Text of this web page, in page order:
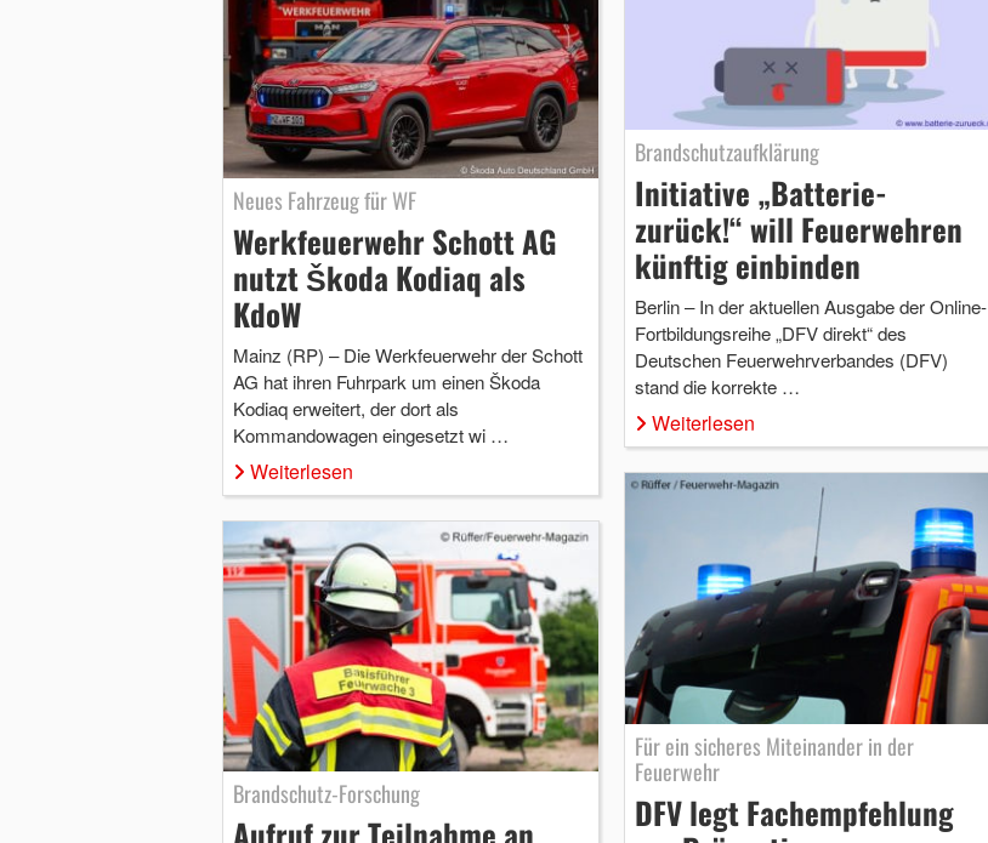
Neues Fahrzeug für WF
Werkfeuerwehr Schott AG
nutzt Škoda Kodiaq als
KdoW
Mainz (RP) – Die Werkfeuerwehr der Schott
AG hat ihren Fuhrpark um einen Škoda
Kodiaq erweitert, der dort als
Kommandowagen eingesetzt wi …
Weiterlesen
Brandschutzaufklärung
Initiative „Batterie-
zurück!“ will Feuerwehren
künftig einbinden
Berlin – In der aktuellen Ausgabe der Online-
Fortbildungsreihe „DFV direkt“ des
Deutschen Feuerwehrverbandes (DFV)
stand die korrekte …
Weiterlesen
Brandschutz-Forschung
Für ein sicheres Miteinander in der
Feuerwehr
DFV legt Fachempfehlung